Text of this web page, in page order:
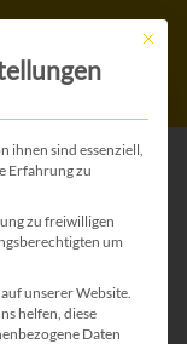
Mit
ihnen sind essenziell,
Erfahrung zu
zu freiwilligen
um
unserer Website.
helfen, diese
Daten